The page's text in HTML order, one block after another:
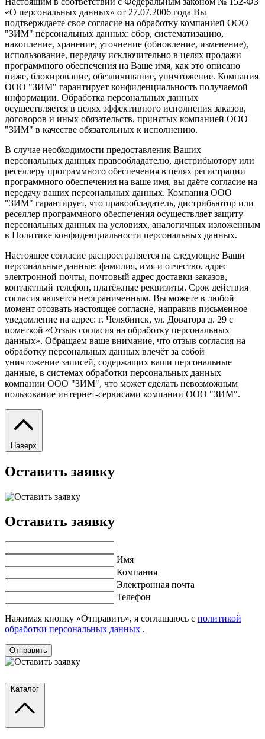
«О персональных данных» от 27.07.2006 года Вы
подтверждаете свое согласие на обработку компанией ООО
"ЗИМ" персональных данных: сбор, систематизацию,
накопление, хранение, уточнение (обновление, изменение),
использование, передачу исключительно в целях продажи
программного обеспечения на Ваше имя, как это описано
ниже, блокирование, обезличивание, уничтожение. Компания
ООО "ЗИМ" гарантирует конфиденциальность получаемой
информации. Обработка персональных данных
осуществляется в целях эффективного исполнения заказов,
договоров и иных обязательств, принятых компанией ООО
"ЗИМ" в качестве обязательных к исполнению.
В случае необходимости предоставления Ваших
персональных данных правообладателю, дистрибьютору или
реселлеру программного обеспечения в целях регистрации
программного обеспечения на ваше имя, вы даёте согласие на
передачу ваших персональных данных. Компания ООО
"ЗИМ" гарантирует, что правообладатель, дистрибьютор или
реселлер программного обеспечения осуществляет защиту
персональных данных на условиях, аналогичных изложенным
в Политике конфиденциальности персональных данных.
Настоящее согласие распространяется на следующие Ваши
персональные данные: фамилия, имя и отчество, адрес
электронной почты, почтовый адрес доставки заказов,
контактный телефон, платёжные реквизиты. Срок действия
согласия является неограниченным. Вы можете в любой
момент отозвать настоящее согласие, направив письменное
уведомление на адрес: г. Челябинск, ул. Доватора д. 29 с
пометкой «Отзыв согласия на обработку персональных
данных». Обращаем ваше внимание, что отзыв согласия на
обработку персональных данных влечёт за собой
уничтожение записей, содержащих ваши персональные
данные, в системах обработки персональных данных
компании ООО "ЗИМ", что может сделать невозможным
пользование интернет-сервисами компании ООО "ЗИМ".
Наверх
Оставить заявку
Оставить заявку
Имя
Компания
Электронная почта
Телефон
Нажимая кнопку «Отправить», я соглашаюсь с политикой
обработки персональных данных .
Отправить
Каталог